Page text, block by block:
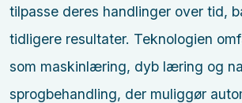
tilpasse deres handlinger over tid,
tidligere resultater. Teknologien
som maskinlæring, dyb læring og
sprogbehandling, der muliggør